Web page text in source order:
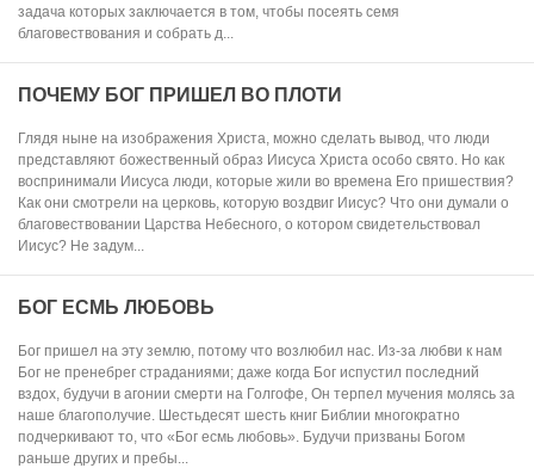
задача которых заключается в том, чтобы посеять семя
благовествования и собрать д...
ПОЧЕМУ БОГ ПРИШЕЛ ВО ПЛОТИ
Глядя ныне на изображения Христа, можно сделать вывод, что люди
представляют божественный образ Иисуса Христа особо свято. Но как
воспринимали Иисуса люди, которые жили во времена Его пришествия?
Как они смотрели на церковь, которую воздвиг Иисус? Что они думали о
благовествовании Царства Небесного, о котором свидетельствовал
Иисус? Не задум...
БОГ ЕСМЬ ЛЮБОВЬ
Бог пришел на эту землю, потому что возлюбил нас. Из-за любви к нам
Бог не пренебрег страданиями; даже когда Бог испустил последний
вздох, будучи в агонии смерти на Голгофе, Он терпел мучения молясь за
наше благополучие. Шестьдесят шесть книг Библии многократно
подчеркивают то, что «Бог есмь любовь». Будучи призваны Богом
раньше других и пребы...